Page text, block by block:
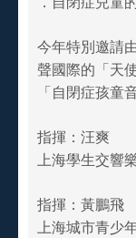
今年特別邀請
聲國際的「天
「自閉症孩童
指揮：汪爽
上海學生交響
指揮：黃鵬飛
上海城市青少